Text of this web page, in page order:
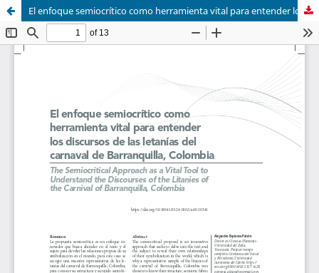
El enfoque semiocrítico como herramienta vital para entender los discursos de las letanías del carnaval de Barranquilla, Colombia